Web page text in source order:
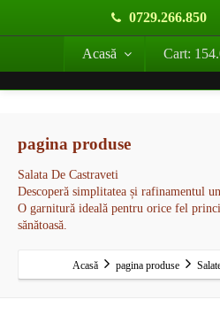
0729.266.850
Acasă Cart:
pagina produse
Salata De Castraveti
Descoperă simplitatea și rafinamentul
O garnitură ideală pentru orice fel
sănătoasă.
Acasă pagina produse